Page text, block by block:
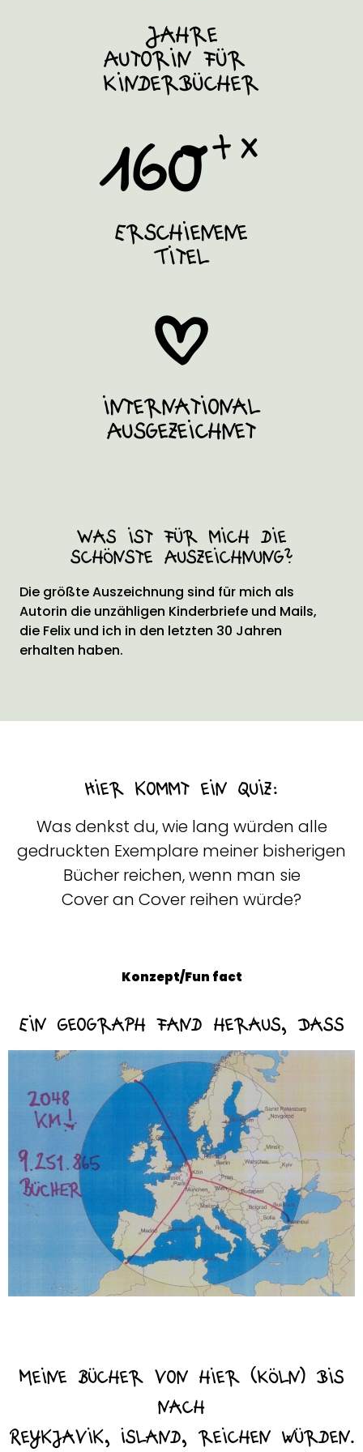
Jahre
Autorin für
Kinderbücher
160`×
Erschienene
Titel
#
international
Ausgezeichnet
Was ist für mich die
schönste Auszeichnung?
Die größte Auszeichnung sind für mich als
Autorin die unzähligen Kinderbriefe und Mails,
die Felix und ich in den letzten 30 Jahren
erhalten haben.
Hier kommt ein Quiz:
Was denkst du, wie lang würden alle
gedruckten Exemplare meiner bisherigen
Bücher reichen, wenn man sie
Cover an Cover reihen würde?
Konzept/Fun fact
Ein Geograph fand heraus, Dass
Meine Bücher von hier (Köln) bis
nach
Reykjavik, Island, reichen würden.